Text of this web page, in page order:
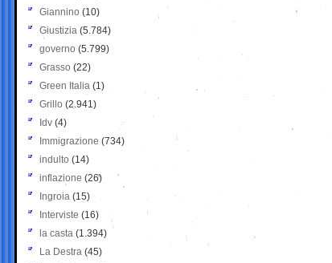
Giannino (10)
Giustizia (5.784)
governo (5.799)
Grasso (22)
Green Italia (1)
Grillo (2.941)
Idv (4)
Immigrazione (734)
indulto (14)
inflazione (26)
Ingroia (15)
Interviste (16)
la casta (1.394)
La Destra (45)